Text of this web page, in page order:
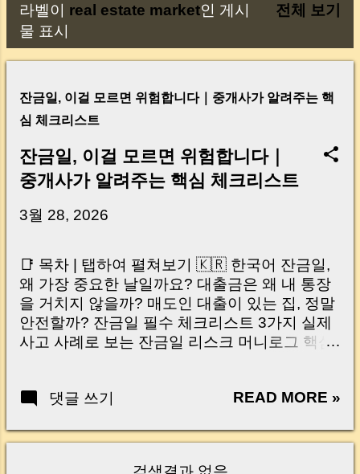
글
라벨이 real estate market인 게시
물 표시
전체 보기
잔금일, 이걸 모르면 위험합니다｜중개사가 알려주는 핵
심 체크리스트
잔금일, 이걸 모르면 위험합니다｜
중개사가 알려주는 핵심 체크리스트
3월 28, 2026
📑 목차 | 탭하여 펼쳐보기 🇰🇷 한국어 잔금일,
왜 가장 중요한 날일까요? 대출금은 왜 내 통장
을 거치지 않을까? 매도인 대출이 있는 집, 정말
안전할까? 잔금일 필수 체크리스트 3가지 실제
사고 사례로 보는 잔금일 리스크 머니로그 핵심
Your Account Is It Safe If the Seller Has a
Real Risks and Mistakes to Avoid MoneyLog
댓글 쓰기 READ MORE »